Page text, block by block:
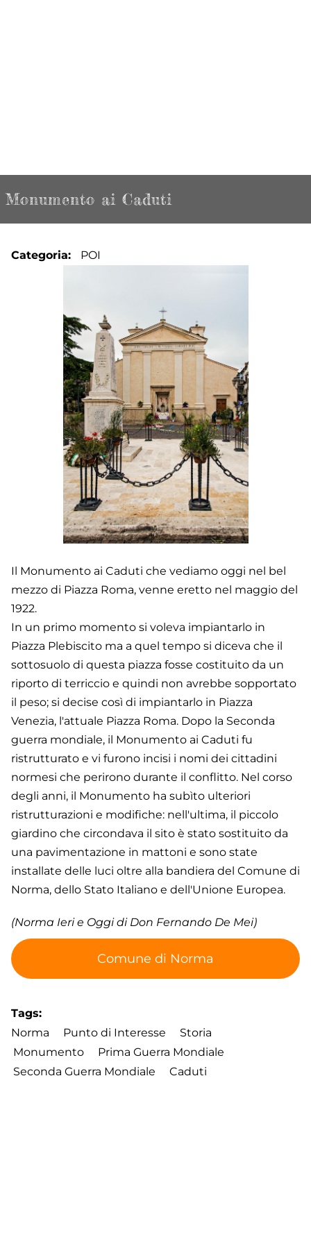
Monumento ai Caduti
Categoria POI
Il Monumento ai Caduti che vediamo oggi nel bel
mezzo di Piazza Roma, venne eretto nel maggio del
1922.
In un primo momento si voleva impiantarlo in
Piazza Plebiscito ma a quel tempo si diceva che il
sottosuolo di questa piazza fosse costituito da un
riporto di terriccio e quindi non avrebbe sopportato
il peso; si decise così di impiantarlo in Piazza
Venezia, l'attuale Piazza Roma. Dopo la Seconda
guerra mondiale, il Monumento ai Caduti fu
ristrutturato e vi furono incisi i nomi dei cittadini
normesi che perirono durante il conflitto. Nel corso
degli anni, il Monumento ha subìto ulteriori
ristrutturazioni e modifiche: nell'ultima, il piccolo
giardino che circondava il sito è stato sostituito da
una pavimentazione in mattoni e sono state
installate delle luci oltre alla bandiera del Comune di
Norma, dello Stato Italiano e dell'Unione Europea.
(Norma Ieri e Oggi di Don Fernando De Mei)
Comune di Norma
Tags
Norma
Punto di Interesse
Storia
Monumento
Prima Guerra Mondiale
Seconda Guerra Mondiale
Caduti